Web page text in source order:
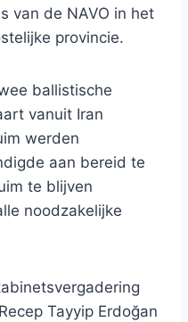
van de NAVO in het
provincie.
ballistische
vanuit Iran
werden
aan bereid te
te blijven
noodzakelijke
Tayyip Erdoğan